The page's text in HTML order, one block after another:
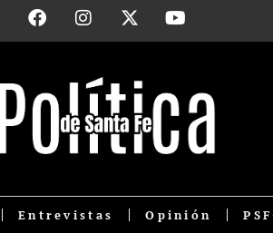
Entrevistas Opinión